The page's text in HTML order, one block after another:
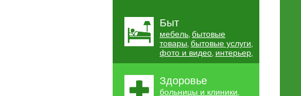
Быт
мебель, бытовые
товары, бытовые услуги,
фото и видео, интерьер,
Здоровье
больницы и клиники,